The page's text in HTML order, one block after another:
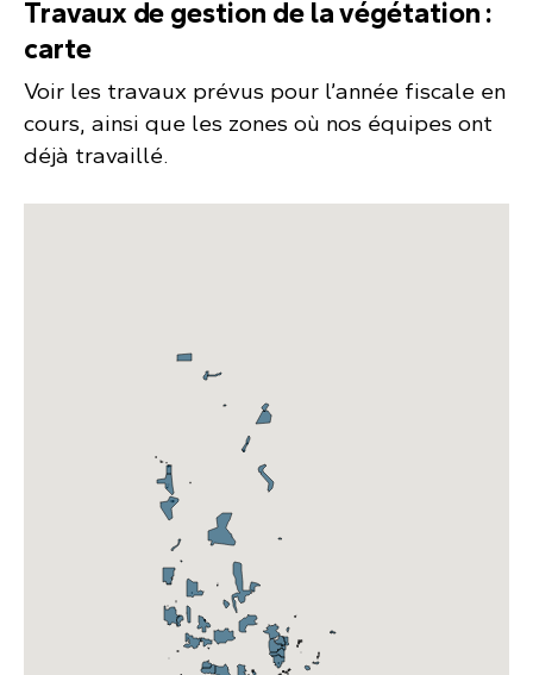
Travaux de gestion de la végétation :
carte
Voir les travaux prévus pour l’année fiscale en
cours, ainsi que les zones où nos équipes ont
déjà travaillé.